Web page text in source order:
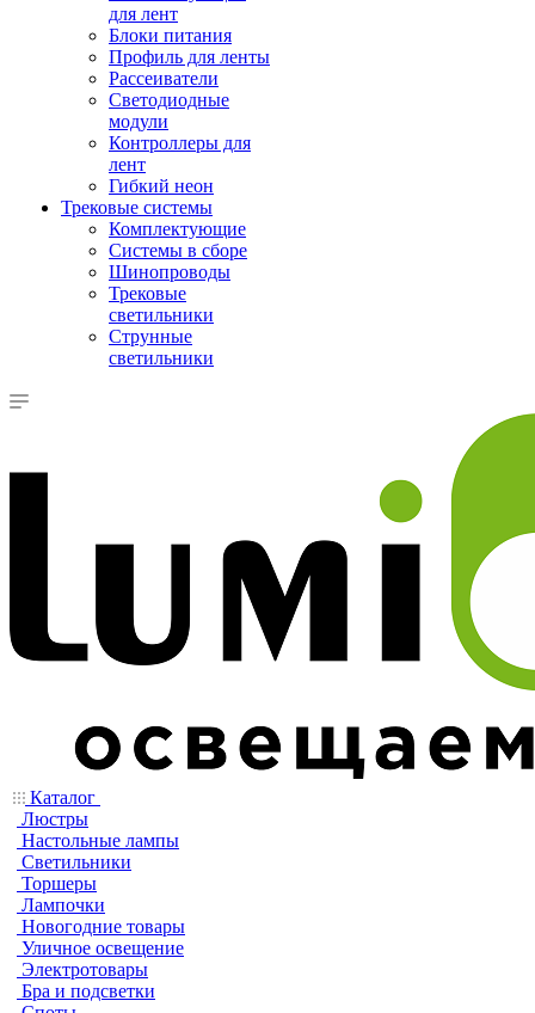
для лент
Блоки питания
Профиль для ленты
Рассеиватели
Светодиодные
модули
Контроллеры для
лент
Гибкий неон
Трековые системы
Комплектующие
Системы в сборе
Шинопроводы
Трековые
светильники
Струнные
светильники
Каталог
Люстры
Настольные лампы
Светильники
Торшеры
Лампочки
Новогодние товары
Уличное освещение
Электротовары
Бра и подсветки